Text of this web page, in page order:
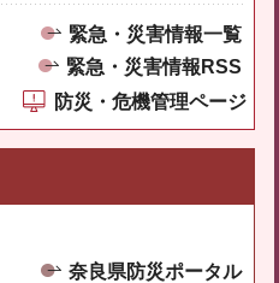
緊急・災害情報一覧
緊急・災害情報RSS
防災・危機管理ページ
奈良県防災ポータル